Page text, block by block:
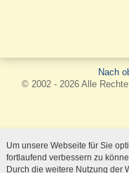
Nach
© 2002 - 2026 Alle
Um unsere Webseite für Sie
fortlaufend verbessern zu
Durch die weitere Nutzung der